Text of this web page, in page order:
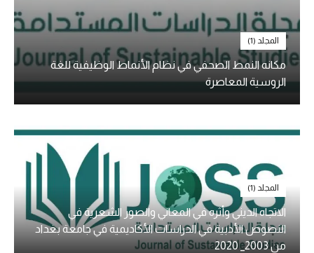
المجلد (1)
مكانه النمط الصحفي في نظام الأنماط الوظيفية للغة
الروسية المعاصرة
المجلد (1)
الاتجاه الديني وأثره في المعاني والصور الشعرية في
النصوص الأدبية في الدراسات الأكاديمية في جامعة بغداد
من 2003_ 2020